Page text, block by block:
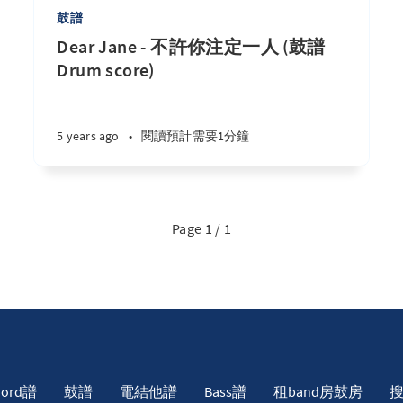
鼓譜
Dear Jane - 不許你注定一人 (鼓譜
Drum score)
5 years ago • 閱讀預計需要1分鐘
Page 1 / 1
譜 鼓譜 電結他譜 Bass譜 租band房鼓房